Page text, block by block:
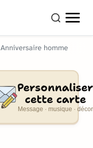
Anniversaire homme
Personnaliser
cette carte
Message · musique · décor